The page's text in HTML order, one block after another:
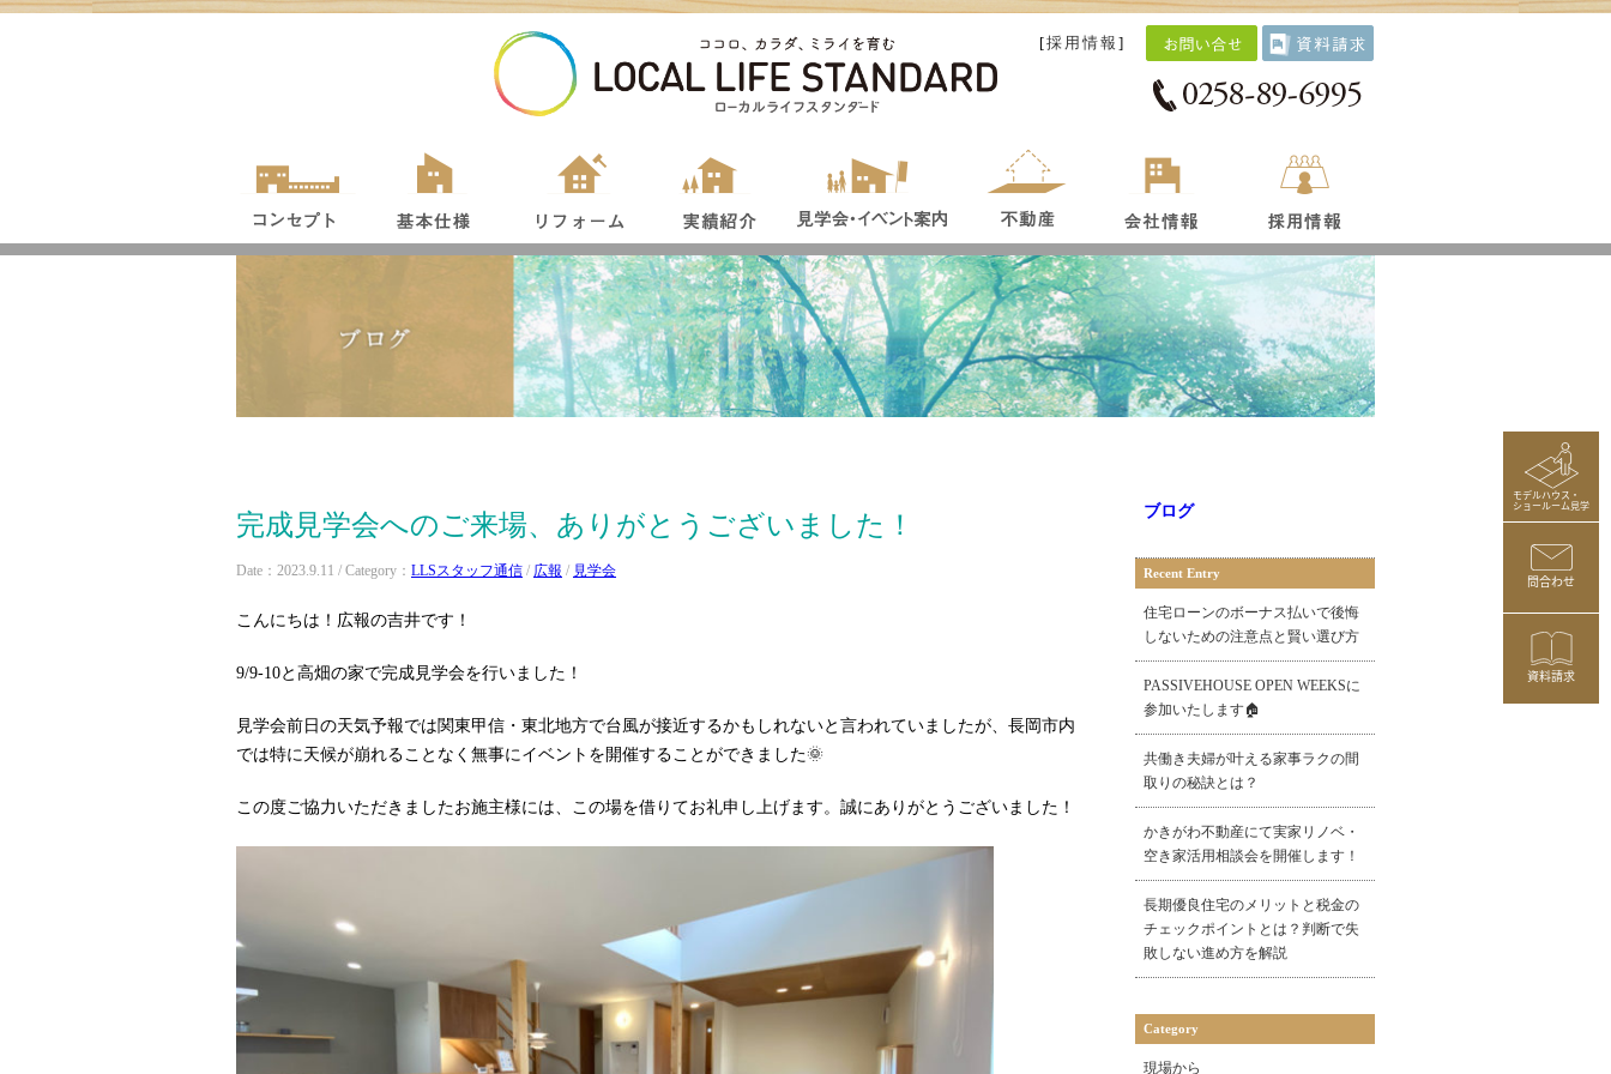
[採用情報 ]
モデルハウス・
ショールーム見学
問合わせ
資料請求
完成見学会へのご来場、ありがとうございました！
Date：2023.9.11 / Category： LLSスタッフ通信 / 広報 / 見学会
こんにちは！広報の吉井です！
9/9-10と高畑の家で完成見学会を行いました！
見学会前日の天気予報では関東甲信・東北地方で台風が接近するかもしれないと言われていましたが、長岡市内
では特に天候が崩れることなく無事にイベントを開催することができました🌞
この度ご協力いただきましたお施主様には、この場を借りてお礼申し上げます。誠にありがとうございました！
ブログ
Recent Entry
住宅ローンのボーナス払いで後悔
しないための注意点と賢い選び方
PASSIVEHOUSE OPEN WEEKSに
参加いたします🏠
共働き夫婦が叶える家事ラクの間
取りの秘訣とは？
かきがわ不動産にて実家リノベ・
空き家活用相談会を開催します！
長期優良住宅のメリットと税金の
チェックポイントとは？判断で失
敗しない進め方を解説
Category
現場から